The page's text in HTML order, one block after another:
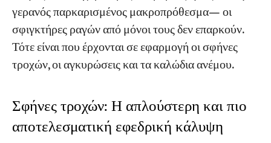
γερανός παρκαρισμένος μακροπρόθεσμα— οι
σφιγκτήρες ραγών από μόνοι τους δεν επαρκούν.
Τότε είναι που έρχονται σε εφαρμογή οι σφήνες
τροχών, οι αγκυρώσεις και τα καλώδια ανέμου.
Σφήνες τροχών: Η απλούστερη και πιο
αποτελεσματική εφεδρική κάλυψη